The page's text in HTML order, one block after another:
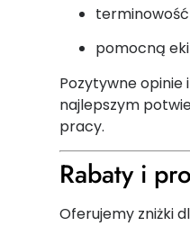
terminowość
pomocną
Pozytywne opinie
najlepszym
pracy.
Rabaty i
Oferujemy zniżki